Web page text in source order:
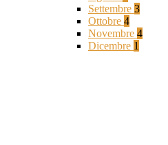
Settembre 3
Ottobre 4
Novembre 4
Dicembre 1